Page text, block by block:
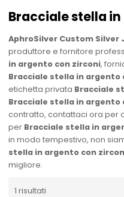
Bracciale stella
AphroSilver Custom
produttore e fornitore
in argento con zirconi,
Bracciale stella in argento
etichetta privata Bracciale
Bracciale stella in argento
contratto, contattaci ora per
per Bracciale stella in
in modo tempestivo, non
stella in argento con
migliore.
1 risultati